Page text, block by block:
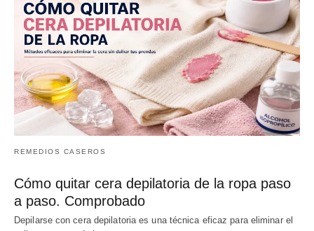
REMEDIOS CASEROS
Cómo quitar cera depilatoria de la ropa paso
a paso. Comprobado
Depilarse con cera depilatoria es una técnica eficaz para eliminar el